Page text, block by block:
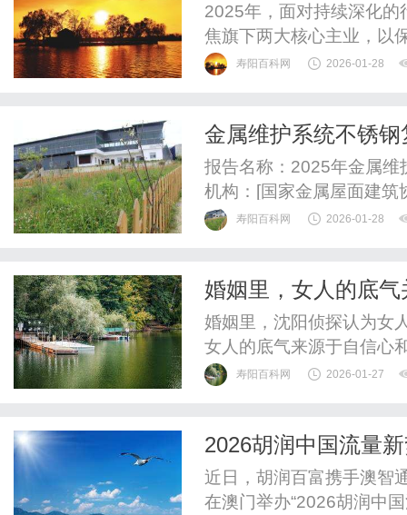
2025年，面对持续深化
焦旗下两大核心主业，以
交付约2万套房屋，海内
矩阵，联动四大区域，以
寿阳百科网 2026-01-28
金属维护系统不锈
报告名称：2025年金属维
机构：[国家金属屋面建
月20日报告版本：V1.0目
录1.报告摘要本报告聚...
寿阳百科网 2026-01-28
婚姻里，女人的底
婚姻里，沈阳侦探认为女
女人的底气来源于自信心
熟，并且具备自立解决问
于自身的成长和进步。婚
寿阳百科网 2026-01-27
2026胡润中国流量
近日，胡润百富携手澳智
在澳门举办“2026胡润中